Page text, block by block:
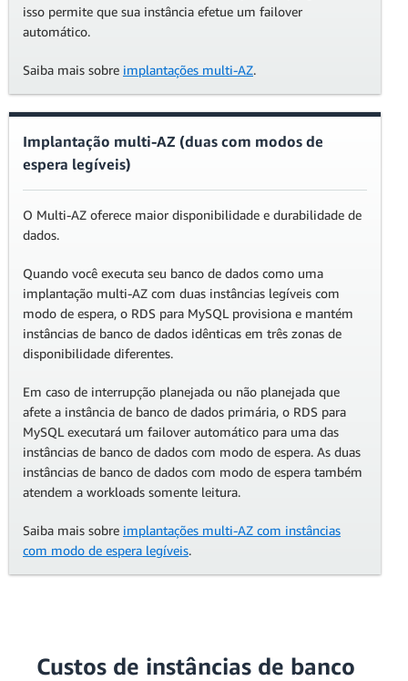
isso permite que sua instância efetue um failover
automático.
Saiba mais sobre implantações multi-AZ.
Implantação multi-AZ (duas com modos de
espera legíveis)
O Multi-AZ oferece maior disponibilidade e durabilidade de
dados.
Quando você executa seu banco de dados como uma
implantação multi-AZ com duas instâncias legíveis com
modo de espera, o RDS para MySQL provisiona e mantém
instâncias de banco de dados idênticas em três zonas de
disponibilidade diferentes.
Em caso de interrupção planejada ou não planejada que
afete a instância de banco de dados primária, o RDS para
MySQL executará um failover automático para uma das
instâncias de banco de dados com modo de espera. As duas
instâncias de banco de dados com modo de espera também
atendem a workloads somente leitura.
Saiba mais sobre implantações multi-AZ com instâncias
com modo de espera legíveis.
Custos de instâncias de banco